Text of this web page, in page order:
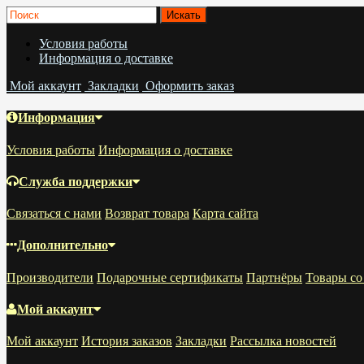
Условия работы
Информация о доставке
Мой аккаунт Закладки Оформить заказ
Информация
Условия работы Информация о доставке
Служба поддержки
Связаться с нами Возврат товара Карта сайта
Дополнительно
Производители Подарочные сертификаты Партнёры Товары
Мой аккаунт
Мой аккаунт История заказов Закладки Рассылка новостей